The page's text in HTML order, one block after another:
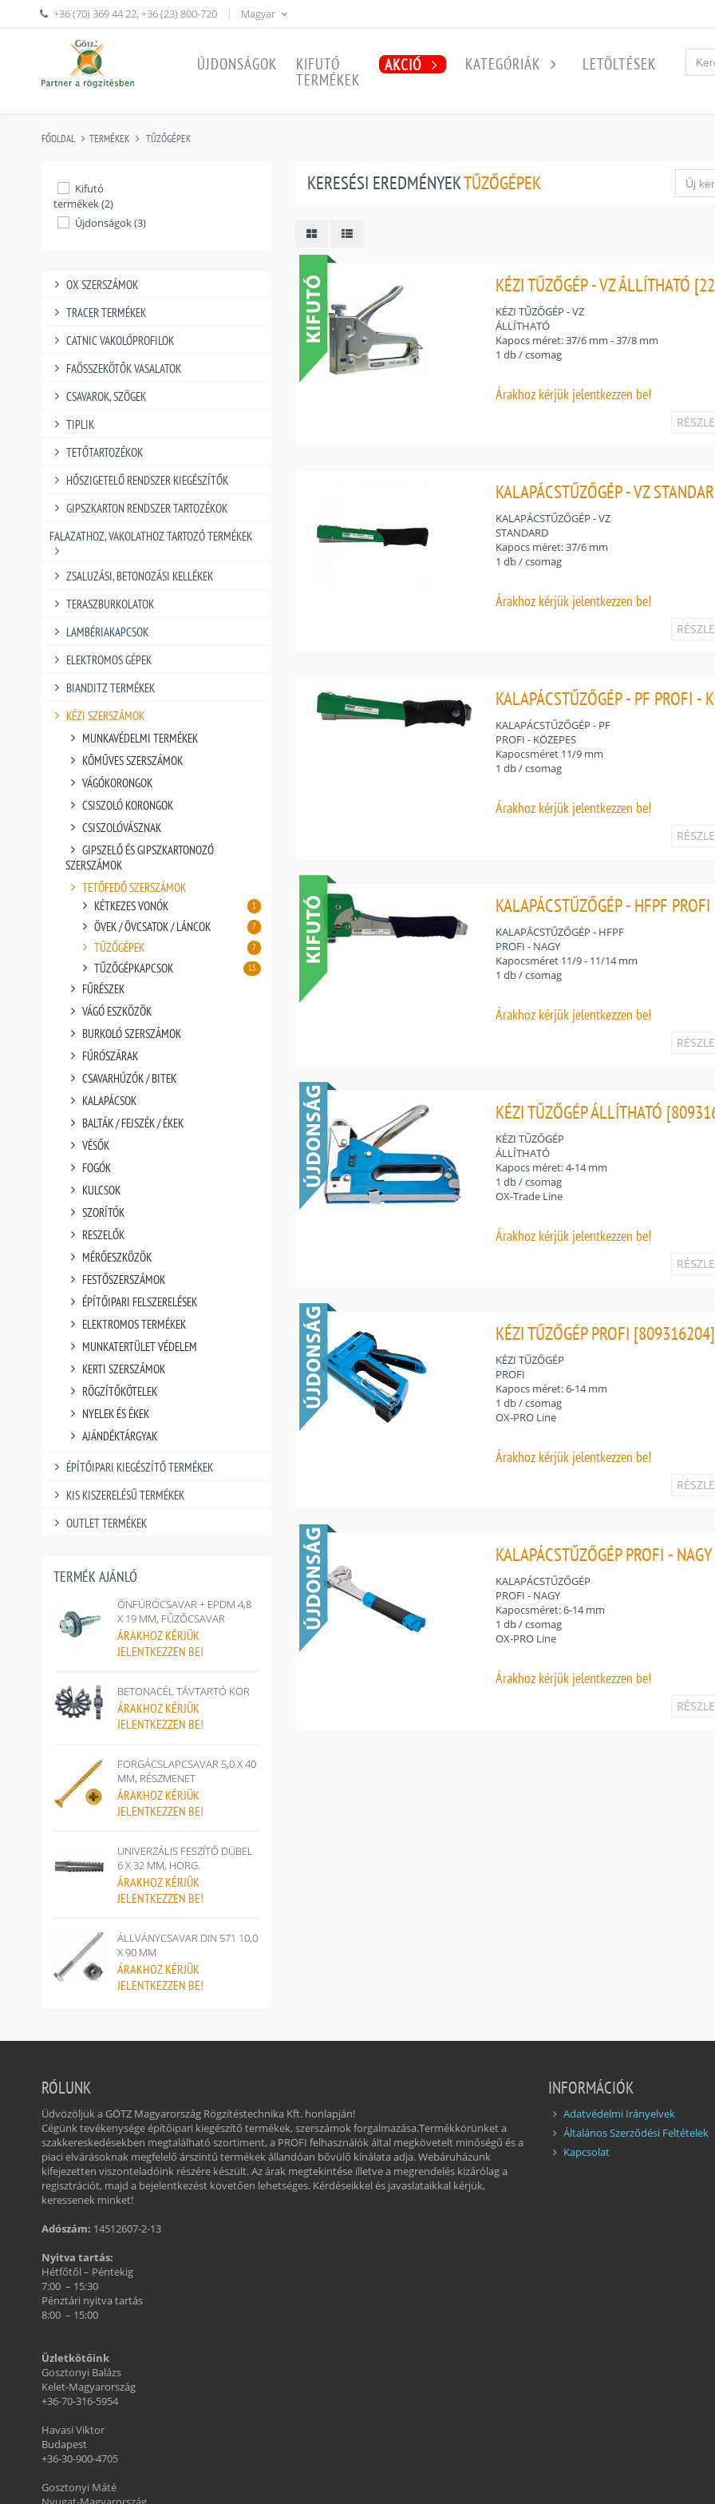
+36 (70) 369 44 22,+36 (23) 800-720 Magyar
ÚJDONSÁGOK
KIFUTÓ
TERMÉKEK
AKCIÓ KATEGÓRIÁK LETÖLTÉSEK
FŐOLDAL TERMÉKEK TŰZŐGÉPEK
Kifutó
termékek (2)
Újdonságok (3)
OX SZERSZÁMOK
TRACER TERMÉKEK
CATNIC VAKOLÓPROFILOK
FAÖSSZEKÖTŐK VASALATOK
CSAVAROK, SZÖGEK
TIPLIK
TETŐTARTOZÉKOK
HŐSZIGETELŐ RENDSZER KIEGÉSZÍTŐK
GIPSZKARTON RENDSZER TARTOZÉKOK
FALAZATHOZ, VAKOLATHOZ TARTOZÓ TERMÉKEK
ZSALUZÁSI, BETONOZÁSI KELLÉKEK
TERASZBURKOLATOK
LAMBÉRIAKAPCSOK
ELEKTROMOS GÉPEK
BIANDITZ TERMÉKEK
KÉZI SZERSZÁMOK
MUNKAVÉDELMI TERMÉKEK
KŐMŰVES SZERSZÁMOK
VÁGÓKORONGOK
CSISZOLÓ KORONGOK
CSISZOLÓVÁSZNAK
GIPSZELŐ ÉS GIPSZKARTONOZÓ
SZERSZÁMOK
TETŐFEDŐ SZERSZÁMOK
KÉTKEZES VONÓK
1
ÖVEK / ÖVCSATOK / LÁNCOK 7
TŰZŐGÉPEK 7
TŰZŐGÉPKAPCSOK 15
FŰRÉSZEK
VÁGÓ ESZKÖZÖK
BURKOLÓ SZERSZÁMOK
FÚRÓSZÁRAK
CSAVARHÚZÓK / BITEK
KALAPÁCSOK
BALTÁK / FEJSZÉK / ÉKEK
VÉSŐK
FOGÓK
KULCSOK
SZORÍTÓK
RESZELŐK
MÉRŐESZKÖZÖK
FESTŐSZERSZÁMOK
ÉPÍTŐIPARI FELSZERELÉSEK
ELEKTROMOS TERMÉKEK
MUNKATERTÜLET VÉDELEM
KERTI SZERSZÁMOK
RÖGZÍTŐKÖTELEK
NYELEK ÉS ÉKEK
AJÁNDÉKTÁRGYAK
ÉPÍTŐIPARI KIEGÉSZÍTŐ TERMÉKEK
KIS KISZERELÉSŰ TERMÉKEK
OUTLET TERMÉKEK
TERMÉK AJÁNLÓ
ÖNFÚRÓCSAVAR + EPDM 4,8
X 19 MM, FŰZŐCSAVAR
ÁRAKHOZ KÉRJÜK
JELENTKEZZEN BE!
BETONACÉL TÁVTARTÓ KÖR
ÁRAKHOZ KÉRJÜK
JELENTKEZZEN BE!
FORGÁCSLAPCSAVAR 5,0 X 40
MM, RÉSZMENET
ÁRAKHOZ KÉRJÜK
JELENTKEZZEN BE!
UNIVERZÁLIS FESZÍTŐ DÜBEL
6 X 32 MM, HORG.
ÁRAKHOZ KÉRJÜK
JELENTKEZZEN BE!
ÁLLVÁNYCSAVAR DIN 571 10,0
X 90 MM
ÁRAKHOZ KÉRJÜK
JELENTKEZZEN BE!
KERESÉSI EREDMÉNYEKTŰZŐGÉPEK
KÉZI TŰZŐGÉP - VZ ÁLLÍTHATÓ
KÉZI TŰZŐGÉP - VZ
ÁLLÍTHATÓ
Kapocs méret: 37/6 mm - 37/8 mm
1 db / csomag
Árakhoz kérjük jelentkezzen be!
KALAPÁCSTŰZŐGÉP - VZ
KALAPÁCSTŰZŐGÉP - VZ
STANDARD
Kapocs méret: 37/6 mm
1 db / csomag
Árakhoz kérjük jelentkezzen be!
KALAPÁCSTŰZŐGÉP - PF PROFI
KALAPÁCSTŰZŐGÉP - PF
PROFI - KÖZEPES
Kapocsméret 11/9 mm
1 db / csomag
Árakhoz kérjük jelentkezzen be!
KALAPÁCSTŰZŐGÉP - HFPF
KALAPÁCSTŰZŐGÉP - HFPF
PROFI - NAGY
Kapocsméret 11/9 - 11/14 mm
1 db / csomag
Árakhoz kérjük jelentkezzen be!
KÉZI TŰZŐGÉP ÁLLÍTHATÓ
KÉZI TŰZŐGÉP
ÁLLÍTHATÓ
Kapocs méret: 4-14 mm
1 db / csomag
OX-Trade Line
Árakhoz kérjük jelentkezzen be!
KÉZI TŰZŐGÉP PROFI [809316204]
KÉZI TŰZŐGÉP
PROFI
Kapocs méret: 6-14 mm
1 db / csomag
OX-PRO Line
Árakhoz kérjük jelentkezzen be!
KALAPÁCSTŰZŐGÉP PROFI -
KALAPÁCSTŰZŐGÉP
PROFI - NAGY
Kapocsméret: 6-14 mm
1 db / csomag
OX-PRO Line
Árakhoz kérjük jelentkezzen be!
RÓLUNK
Üdvözöljük a GÖTZ Magyarország Rögzítéstechnika Kft. honlapján!
Cégünk tevékenysége építőipari kiegészítő termékek, szerszámok forgalmazása.Termékkörünket a
szakkereskedésekben megtalálható szortiment, a PROFI felhasználók által megkövetelt minőségű és a
piaci elvárásoknak megfelelő árszintű termékek állandóan bővülő kínálata adja. Webáruházunk
kifejezetten viszonteladóink részére készült. Az árak megtekintése illetve a megrendelés kizárólag a
regisztrációt, majd a bejelentkezést követően lehetséges. Kérdéseikkel és javaslataikkal kérjük,
keressenek minket!
Adószám: 14512607-2-13
Nyitva tartás:
Hétfőtől – Péntekig
7:00 – 15:30
Pénztári nyitva tartás
8:00 – 15:00
Üzletkötőink
Gosztonyi Balázs
Kelet-Magyarország
+36-70-316-5954
Havasi Viktor
Budapest
+36-30-900-4705
Gosztonyi Máté
INFORMÁCIÓK
Adatvédelmi Irányelvek
Általános Szerződési Feltételek
Kapcsolat